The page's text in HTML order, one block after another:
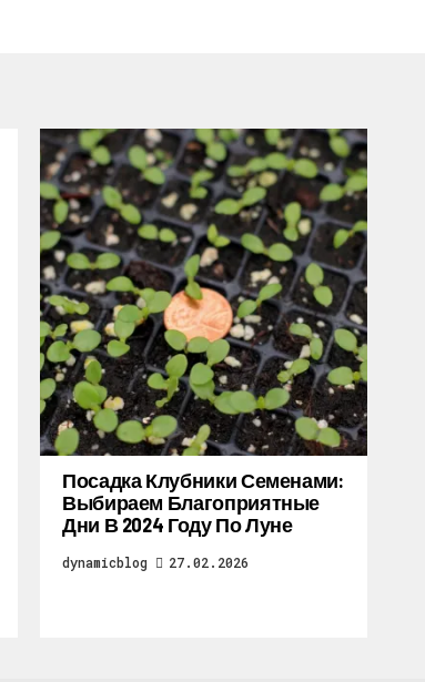
Посадка Клубники Семенами:
Выбираем Благоприятные
Дни В 2024 Году По Луне
dynamicblog 27.02.2026